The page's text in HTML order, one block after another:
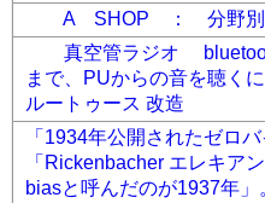
A SHOP ： 分野別
真空管ラジオ
まで、PUからの音を聴
ルートゥース 改造
「1934年公開されたゼロ
「Rickenbacher エレキア
biasと呼んだのが1937年」